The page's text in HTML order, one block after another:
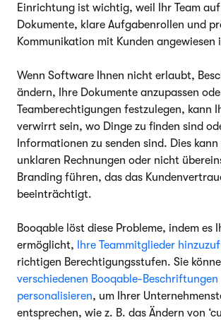
Einrichtung ist wichtig, weil Ihr Team
Dokumente, klare Aufgabenrollen und
Kommunikation mit Kunden angewiesen
Wenn Software Ihnen nicht erlaubt,
ändern, Ihre Dokumente anzupassen
Teamberechtigungen festzulegen, kann
verwirrt sein, wo Dinge zu finden sind
Informationen zu senden sind. Dies
unklaren Rechnungen oder nicht
Branding führen, das das
beeinträchtigt.
Booqable löst diese Probleme, indem es
ermöglicht,
Ihre Teammitglieder
richtigen Berechtigungsstufen. Sie
verschiedenen Booqable-Beschriftungen
personalisieren, um Ihrer
entsprechen, wie z. B. das Ändern von